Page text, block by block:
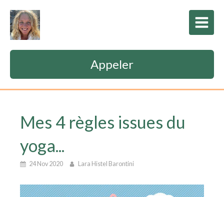
Appeler
Mes 4 règles issues du
yoga...
24 Nov 2020 Lara Histel Barontini